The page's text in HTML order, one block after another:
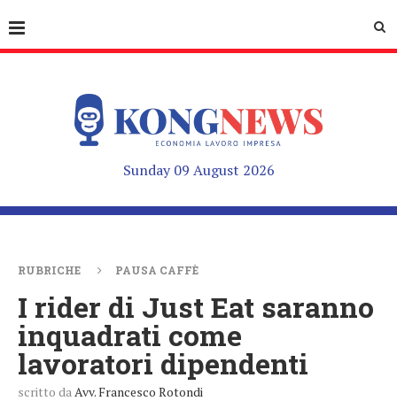
Sunday 09 August 2026
RUBRICHE PAUSA CAFFÈ
I rider di Just Eat saranno
inquadrati come
lavoratori dipendenti
scritto da Avv. Francesco Rotondi